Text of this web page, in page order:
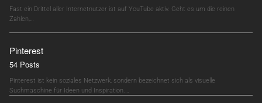
Fast ein Drittel aller Internetnutzer ist auf YouTube aktiv. Geht es um die reinen
Zahlen,…
Pinterest
54 Posts
Pinterest ist kein soziales Netzwerk, sondern bezeichnet sich als visuelle
Suchmaschine für Ideen und Inspiration.…